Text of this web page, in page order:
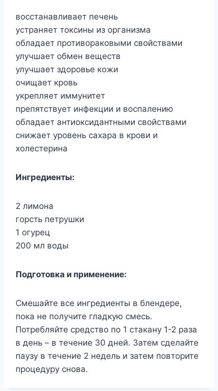
восстанавливает печень
устраняет токсины из организма
обладает противораковыми свойствами
улучшает обмен веществ
улучшает здоровье кожи
очищает кровь
укрепляет иммунитет
препятствует инфекции и воспалению
обладает антиоксидантными свойствами
снижает уровень сахара в крови и
холестерина
Ингредиенты:
2 лимона
горсть петрушки
1 огурец
200 мл воды
Подготовка и применение:
Смешайте все ингредиенты в блендере,
пока не получите гладкую смесь.
Потребляйте средство по 1 стакану 1-2 раза
в день – в течение 30 дней. Затем сделайте
паузу в течение 2 недель и затем повторите
процедуру снова.